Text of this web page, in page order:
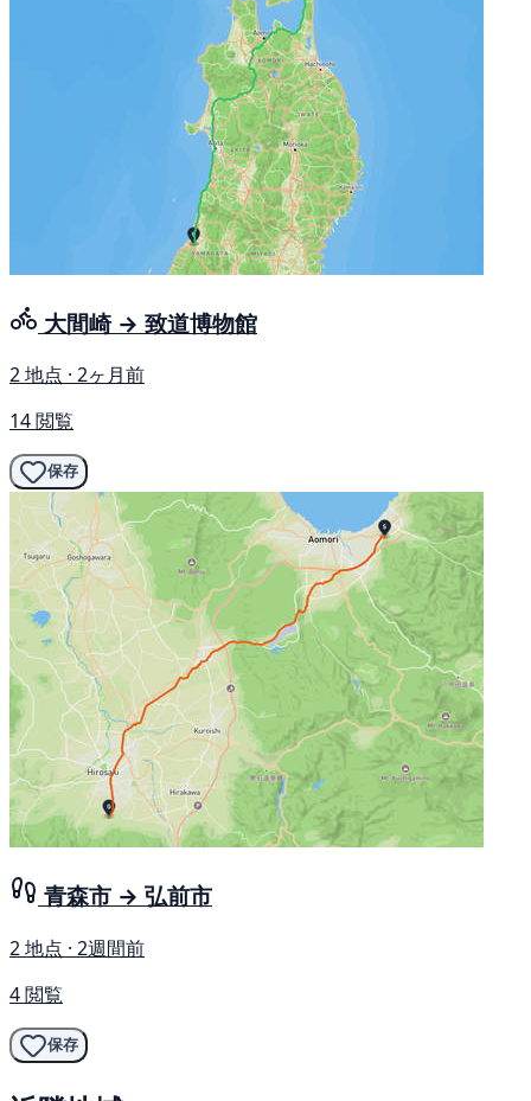
大間崎 → 致道博物館
2 地点 · 2ヶ月前
14 閲覧
保存
青森市 → 弘前市
2 地点 · 2週間前
4 閲覧
保存